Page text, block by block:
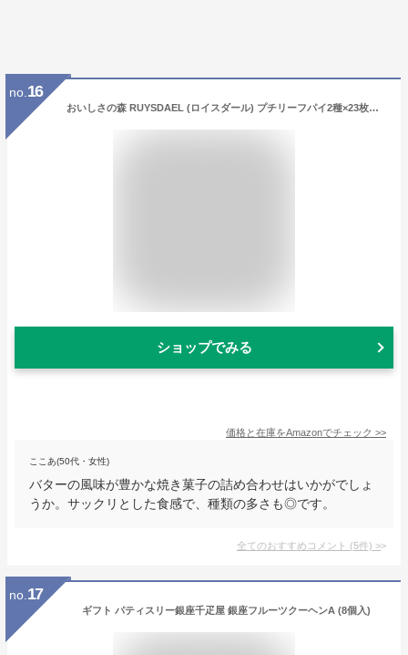
no. 16
おいしさの森 RUYSDAEL (ロイスダール) プチリーフパイ2種×23枚、クッキー×5種23枚計46枚 洋菓子 お礼 ギフト スイーツ お菓子 詰め合わせ プレゼント おいしさの森ギフト 【焼菓子詰合せ】 (OMS)
ショップでみる
価格と在庫をAmazonでチェック >>
ここあ(50代・女性)
バターの風味が豊かな焼き菓子の詰め合わせはいかがでしょ
うか。サックリとした食感で、種類の多さも◎です。
全てのおすすめコメント (5件) >
no. 17
ギフト パティスリー銀座千疋屋 銀座フルーツクーヘンA (8個入)